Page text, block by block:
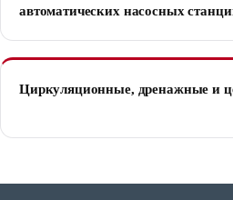
автоматических насосных
Циркуляционные, дренажные и